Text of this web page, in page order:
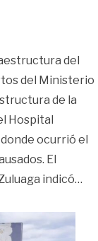
del
del Ministerio
de la
Hospital
ocurrió el
El
indicó…